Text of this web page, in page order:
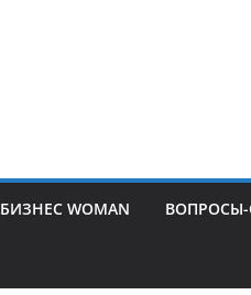
БИЗНЕС WOMAN ВОПРОСЫ-